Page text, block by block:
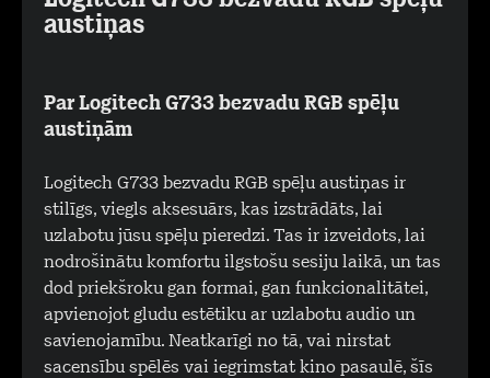
austiņas
Par Logitech G733 bezvadu RGB spēļu
austiņām
Logitech G733 bezvadu RGB spēļu austiņas ir
stilīgs, viegls aksesuārs, kas izstrādāts, lai
uzlabotu jūsu spēļu pieredzi. Tas ir izveidots, lai
nodrošinātu komfortu ilgstošu sesiju laikā, un tas
dod priekšroku gan formai, gan funkcionalitātei,
apvienojot gludu estētiku ar uzlabotu audio un
savienojamību. Neatkarīgi no tā, vai nirstat
sacensību spēlēs vai iegrimstat kino pasaulē, šīs